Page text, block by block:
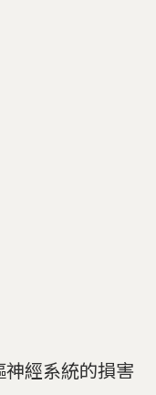
經系統的損害